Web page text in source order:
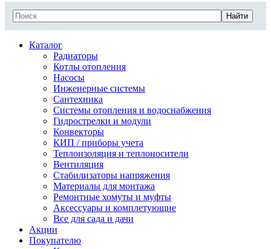
Найти
Каталог
Радиаторы
Котлы отопления
Насосы
Инженерные системы
Сантехника
Системы отопления и водоснабжения
Гидрострелки и модули
Конвекторы
КИП / приборы учета
Теплоизоляция и теплоносители
Вентиляция
Стабилизаторы напряжения
Материалы для монтажа
Ремонтные хомуты и муфты
Аксессуары и комплетующие
Все для сада и дачи
Акции
Покупателю